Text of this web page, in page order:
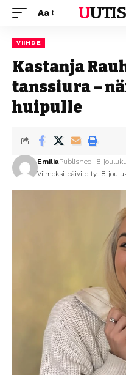
Aa
VIIHDE
Kastanja
tanssiura –
huipulle
Viimeksi päivitetty: 8
EmiliaPublished: 8